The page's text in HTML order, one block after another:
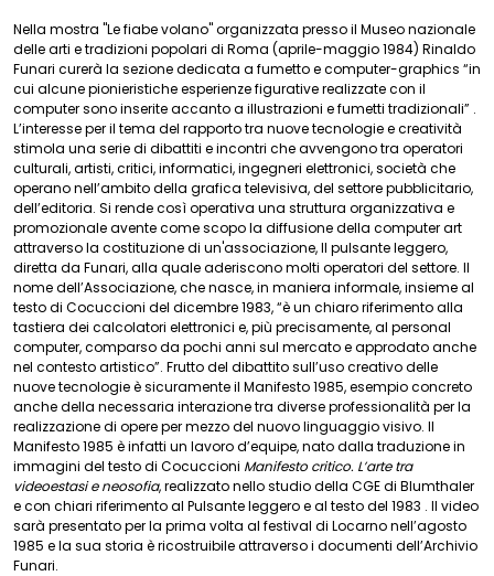
Nella mostra "Le fiabe volano" organizzata presso il Museo nazionale
delle arti e tradizioni popolari di Roma (aprile-maggio 1984) Rinaldo
Funari curerà la sezione dedicata a fumetto e computer-graphics “in
cui alcune pionieristiche esperienze figurative realizzate con il
computer sono inserite accanto a illustrazioni e fumetti tradizionali” .
L’interesse per il tema del rapporto tra nuove tecnologie e creatività
stimola una serie di dibattiti e incontri che avvengono tra operatori
culturali, artisti, critici, informatici, ingegneri elettronici, società che
operano nell’ambito della grafica televisiva, del settore pubblicitario,
dell’editoria. Si rende così operativa una struttura organizzativa e
promozionale avente come scopo la diffusione della computer art
attraverso la costituzione di un'associazione, Il pulsante leggero,
diretta da Funari, alla quale aderiscono molti operatori del settore. Il
nome dell’Associazione, che nasce, in maniera informale, insieme al
testo di Cocuccioni del dicembre 1983, “è un chiaro riferimento alla
tastiera dei calcolatori elettronici e, più precisamente, al personal
computer, comparso da pochi anni sul mercato e approdato anche
nel contesto artistico”. Frutto del dibattito sull’uso creativo delle
nuove tecnologie è sicuramente il Manifesto 1985, esempio concreto
anche della necessaria interazione tra diverse professionalità per la
realizzazione di opere per mezzo del nuovo linguaggio visivo. Il
Manifesto 1985 è infatti un lavoro d’equipe, nato dalla traduzione in
immagini del testo di Cocuccioni Manifesto critico. L’arte tra
videoestasi e neosofia, realizzato nello studio della CGE di Blumthaler
e con chiari riferimento al Pulsante leggero e al testo del 1983 . Il video
sarà presentato per la prima volta al festival di Locarno nell’agosto
1985 e la sua storia è ricostruibile attraverso i documenti dell’Archivio
Funari.